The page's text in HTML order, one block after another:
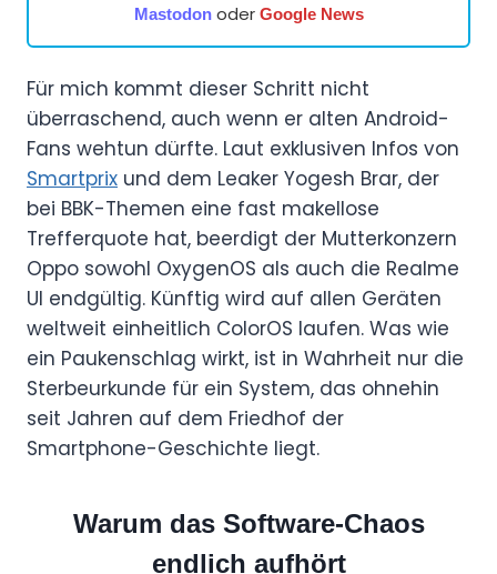
Mastodonoder Google News
Für mich kommt dieser Schritt nicht
überraschend, auch wenn er alten Android-
Fans wehtun dürfte. Laut exklusiven Infos von
Smartprix und dem Leaker Yogesh Brar, der
bei BBK-Themen eine fast makellose
Trefferquote hat, beerdigt der Mutterkonzern
Oppo sowohl OxygenOS als auch die Realme
UI endgültig. Künftig wird auf allen Geräten
weltweit einheitlich ColorOS laufen. Was wie
ein Paukenschlag wirkt, ist in Wahrheit nur die
Sterbeurkunde für ein System, das ohnehin
seit Jahren auf dem Friedhof der
Smartphone-Geschichte liegt.
Warum das Software-Chaos
endlich aufhört